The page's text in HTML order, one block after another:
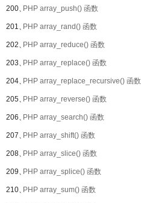
200、PHP array_push() 函数
201、PHP array_rand() 函数
202、PHP array_reduce() 函数
203、PHP array_replace() 函数
204、PHP array_replace_recursive() 函数
205、PHP array_reverse() 函数
206、PHP array_search() 函数
207、PHP array_shift() 函数
208、PHP array_slice() 函数
209、PHP array_splice() 函数
210、PHP array_sum() 函数